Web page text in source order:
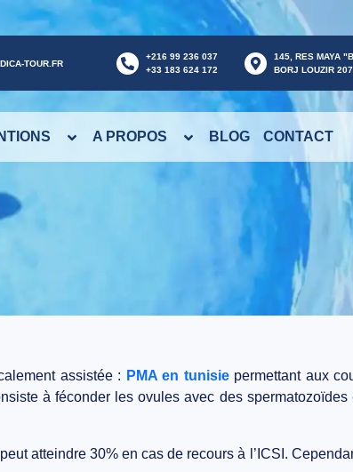
TOUR.FR
+216 99 236 037
+33 183 624 172
145, RES MAYA
BORJ LOUZIR
A PROPOS BLOG CONTACT
assistée : PMA en tunisiepermettant aux
à féconder lesovules avec des spermatozoïdes
atteindre 30%en cas de recours à l’ ICSI .